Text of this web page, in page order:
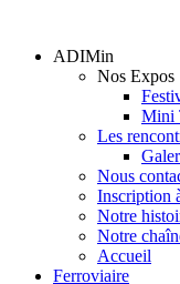
ADIMin
Nos Expos
Mini
Les
Nous
Inscription
Notre
Notre
Accueil
Ferroviaire